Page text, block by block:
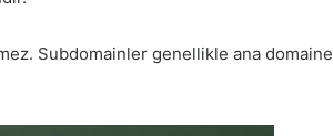
Subdomainler genellikle ana domaine